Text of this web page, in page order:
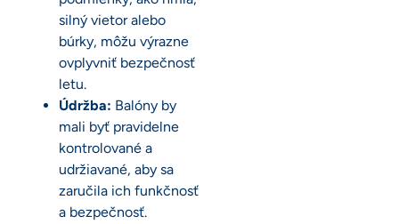
silný vietor alebo
búrky, môžu výrazne
ovplyvniť bezpečnosť
letu.
Údržba: Balóny by
mali byť pravidelne
kontrolované a
udržiavané, aby sa
zaručila ich funkčnosť
a bezpečnosť.